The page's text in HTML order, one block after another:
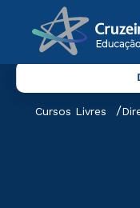
Cursos Livres